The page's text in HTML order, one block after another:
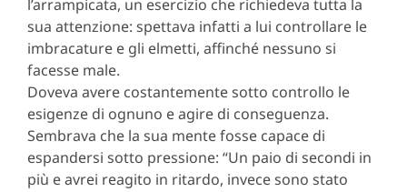
l’arrampicata, un esercizio che richiedeva tutta la
sua attenzione: spettava infatti a lui controllare le
imbracature e gli elmetti, affinché nessuno si
facesse male.
Doveva avere costantemente sotto controllo le
esigenze di ognuno e agire di conseguenza.
Sembrava che la sua mente fosse capace di
espandersi sotto pressione: “Un paio di secondi in
più e avrei reagito in ritardo, invece sono stato